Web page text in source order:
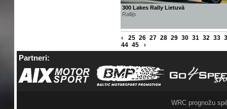
300 Lakes Rally Lietuvā
Rallijs
‹ 25 26 27 28 29 30 31 32 33
44 45 ›
Partneri:
WRC prognožu